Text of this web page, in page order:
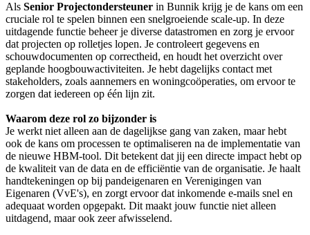
Als Senior Projectondersteuner in Bunnik krijg je de kans om een
cruciale rol te spelen binnen een snelgroeiende scale-up. In deze
uitdagende functie beheer je diverse datastromen en zorg je ervoor
dat projecten op rolletjes lopen. Je controleert gegevens en
schouwdocumenten op correctheid, en houdt het overzicht over
geplande hoogbouwactiviteiten. Je hebt dagelijks contact met
stakeholders, zoals aannemers en woningcoöperaties, om ervoor te
zorgen dat iedereen op één lijn zit.
Waarom deze rol zo bijzonder is
Je werkt niet alleen aan de dagelijkse gang van zaken, maar hebt
ook de kans om processen te optimaliseren na de implementatie van
de nieuwe HBM-tool. Dit betekent dat jij een directe impact hebt op
de kwaliteit van de data en de efficiëntie van de organisatie. Je haalt
handtekeningen op bij pandeigenaren en Verenigingen van
Eigenaren (VvE's), en zorgt ervoor dat inkomende e-mails snel en
adequaat worden opgepakt. Dit maakt jouw functie niet alleen
uitdagend, maar ook zeer afwisselend.